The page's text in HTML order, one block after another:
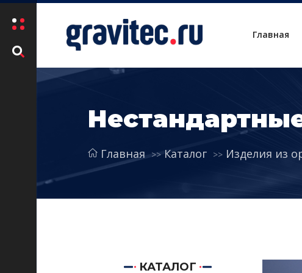
Главная
Главная Каталог Изделия из
КАТАЛОГ